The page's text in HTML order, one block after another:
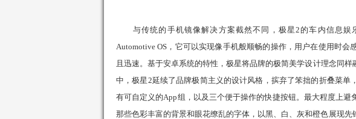
与传统的手机镜像解决方案截然不同， 极星2 的车内信息娱
Automotive OS ，它可以实现像手机般顺畅的操作，用户在使用时
且迅速。基于安卓系统的特性，极星将品牌的极简美学设计理念同
中，极星2延续了品牌极简主义的设计风格，摈弃了笨拙的折叠菜
有可自定义的App组，以及三个便于操作的快捷按钮。最大程度上
那些色彩丰富的背景和眼花缭乱的字体，以黑、白、灰和橙色展现